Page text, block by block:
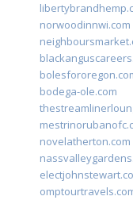
norwoodinnwi.com
bodega-ole.com
novelatherton.com